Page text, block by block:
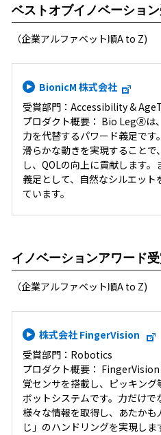
ベストオブイノベーショ
（企業アルファベット順A to Z)
BionicM 株式会社
受賞部門：Accessibility &
プロダクト概要： Bio Leg🄬は
力を代替するパワード義足です
滑らかな動きを実現すること
し、QOLの向上に貢献します
義足として、自然なシルエッ
ています。
イノベーションアワード
（企業アルファベット順A to Z)
株式会社 FingerVision
受賞部門：Robotics
プロダクト概要：
覚センサを搭載し、ピッキン
ボットシステムです。力だけ
様々な情報を取得し、あたか
じ」のハンドリングを実現しま